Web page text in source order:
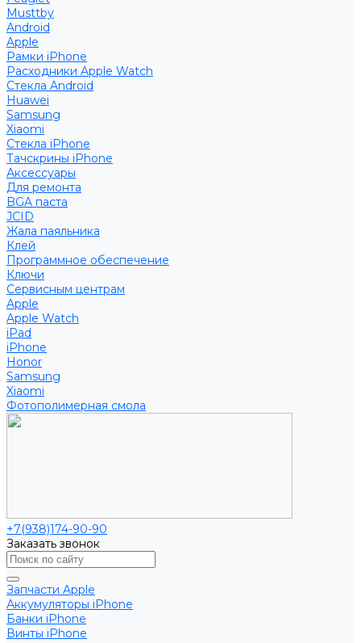
Musttby
Android
Apple
Рамки iPhone
Расходники Apple Watch
Стекла Android
Huawei
Samsung
Xiaomi
Стекла iPhone
Тачскрины iPhone
Аксессуары
Для ремонта
BGA паста
JCID
Жала паяльника
Клей
Программное обеспечение
Ключи
Сервисным центрам
Apple
Apple Watch
iPad
iPhone
Honor
Samsung
Xiaomi
Фотополимерная смола
+7(938)174-90-90
Заказать звонок
Запчасти Apple
Аккумуляторы iPhone
Банки iPhone
Винты iPhone